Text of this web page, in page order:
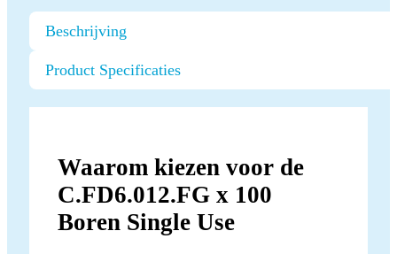
Beschrijving
Product Specificaties
Waarom kiezen voor de
C.FD6.012.FG x 100
Boren Single Use